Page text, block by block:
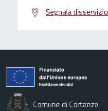
Segnala disservizio
Comune di Cortanze